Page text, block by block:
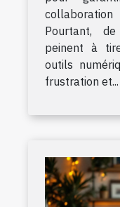
Pourtant, de
peinent à
outils
frustration et...